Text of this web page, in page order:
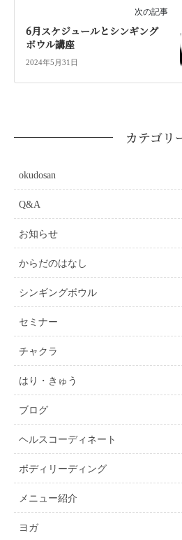
次の記事
6月スケジュールとシンギング
ボウル講座
2024年5月31日
カテゴリ
okudosan
Q&A
お知らせ
からだのはなし
シンギングボウル
セミナー
チャクラ
はり・きゅう
ブログ
ヘルスコーディネート
ボディリーディング
メニュー紹介
ヨガ